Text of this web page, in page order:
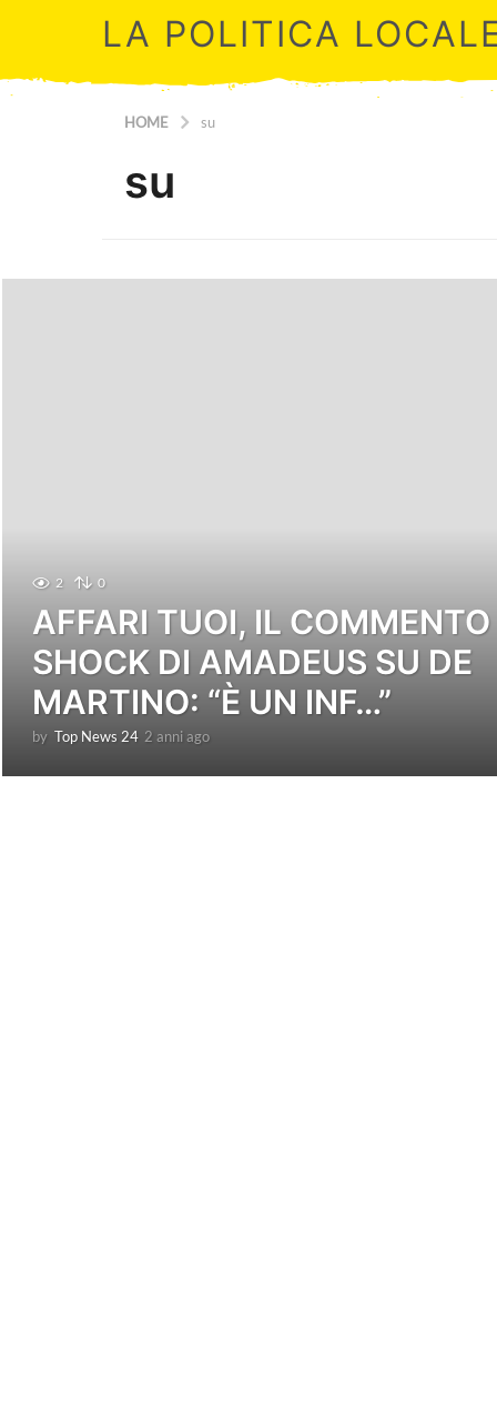
LA POLITICA
HOME su
su
2 0
AFFARI TUOI, IL COMMENTO
SHOCK DI AMADEUS SU DE
MARTINO: “È UN INF…”
by Top News 24 2 anni ago2
n